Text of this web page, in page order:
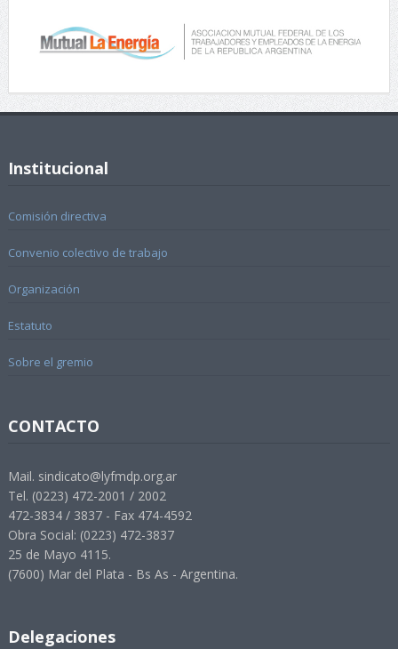
Institucional
Comisión directiva
Convenio colectivo de trabajo
Organización
Estatuto
Sobre el gremio
CONTACTO
Mail. sindicato@lyfmdp.org.ar
Tel. (0223) 472-2001 / 2002
472-3834 / 3837 - Fax 474-4592
Obra Social: (0223) 472-3837
25 de Mayo 4115.
(7600) Mar del Plata - Bs As - Argentina.
Delegaciones